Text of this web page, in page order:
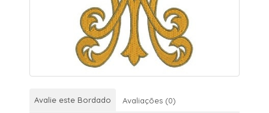
Avalie este Bordado Avaliações (0)